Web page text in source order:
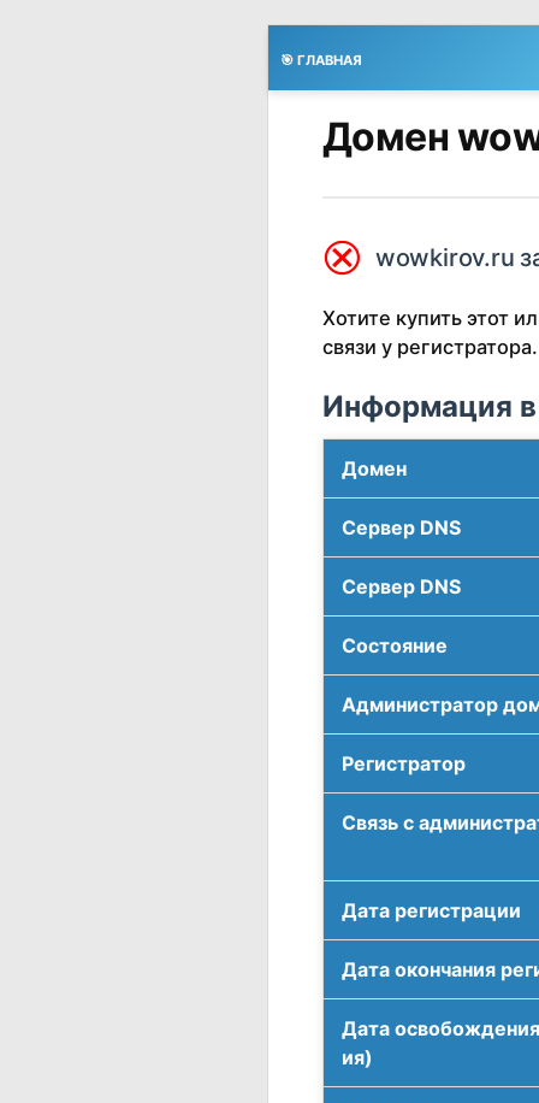
🎯 ГЛАВНАЯ
Домен
⮿ wowkirov.ru
Хотите купить этот
связи у регистратора.
Информация в
Домен
Сервер DNS
Сервер DNS
Соcтояние
Администратор
Регистратор
Связь с
Дата регистрации
Дата окончания
Дата
ия)